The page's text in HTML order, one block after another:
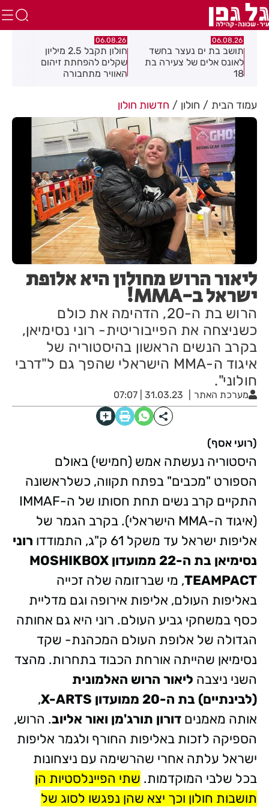
06.08.26
חולון תקבל 2.5 מיליון
שקלים להפחתת זיהום
האוויר מתחבורה
06.08.26
נעצר תושב מודיעין עילית
בחשד שאיים על מפקד
תחנת בני ברק–רמת גן
עמוד הבית חולון חדשות חולון
ליאור הרוש מחולון היא אלופת
ישראל ב-MMA!
הרוש בת ה-20, הדהימה את כולם
כשניצחה את הפייבוריטית- רוני נסימיאן,
בקרב הנשים הראשון בהיסטוריה של
איגוד ה-MMA הישראלי שהפך גם ל"דרבי
חולוני".
מערכת האתר 31.03.23 | 07:07
(רועי אסף)
היסטוריה נעשתה אמש (חמישי) באולם
הספורט "מכבים" בפתח תקווה, כשלראשונה
התקיים קרב נשים תחת חסותו של ה-IMMAF
(איגוד ה-MMA הישראלי). בקרב הגמר של
אליפות ישראל עד משקל 61 ק"ג, התמודדו
רוני
נסימיאן בת ה-22 ממועדון MOSHIKBOX
TEAMPACT, מי שברזומה שלה זכייה
באליפות העולם, אליפות אירופה וגם מדליית
כסף במשחקי גביע העולם. רוני היא גם אחותה
הגדולה של אלופת העולם המכהנת- שקד
נסימיאן שהייתה אורחת הכבוד בתחרות. מהצד
השני ניצבה ליאור הרוש האלמונית
(לבינתיים) בת ה-20 ממועדון X-ARTS
,
אותה מאמנים דורון תורג'מן ואור אליוב. הרוש,
הספיקה לזכות באליפות החורף ולגמר אליפות
ישראל עלתה אחרי שהרשימה עם ניצחונות
בכל שלבי המוקדמות. שתי הפיינלסטיות הן
תושבות חולון וכך יצא שהן נפגשו לסוג של